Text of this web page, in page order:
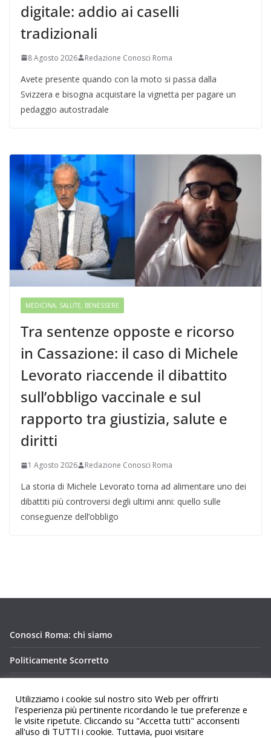
digitale: addio ai caselli
tradizionali
8 Agosto 2026 Redazione Conosci Roma
Avete presente quando con la moto si passa dalla
Svizzera e bisogna acquistare la vignetta per pagare un
pedaggio autostradale
MEDICINA, SALUTE, BENESSERE
Tra sentenze opposte e ricorso
in Cassazione: il caso di Michele
Levorato riaccende il dibattito
sull’obbligo vaccinale e sul
rapporto tra giustizia, salute e
diritti
1 Agosto 2026 Redazione Conosci Roma
La storia di Michele Levorato torna ad alimentare uno dei
dibattiti più controversi degli ultimi anni: quello sulle
conseguenze dell’obbligo
Conosci Roma: chi siamo
Politicamente Scorretto
Utilizziamo i cookie sul nostro sito Web per offrirti
l'esperienza più pertinente ricordando le tue preferenze e
le visite ripetute. Cliccando su "Accetta tutti" acconsenti
all'uso di TUTTI i cookie. Tuttavia, puoi visitare